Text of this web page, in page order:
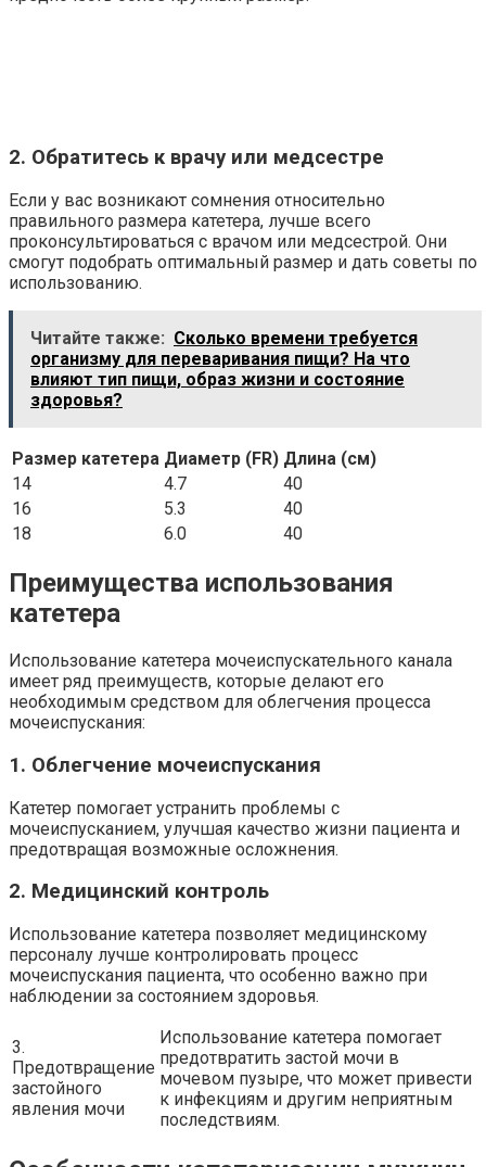
2. Обратитесь к врачу или медсестре
Если у вас возникают сомнения относительно
правильного размера катетера, лучше всего
проконсультироваться с врачом или медсестрой. Они
смогут подобрать оптимальный размер и дать советы по
использованию.
Читайте также: Сколько времени требуется
организму для переваривания пищи? На что
влияют тип пищи, образ жизни и состояние
здоровья?
Размер катетера Диаметр (FR) Длина (см)
14
4.7
40
16
5.3
40
18
6.0 40
Преимущества использования
катетера
Использование катетера мочеиспускательного канала
имеет ряд преимуществ, которые делают его
необходимым средством для облегчения процесса
мочеиспускания:
1. Облегчение мочеиспускания
Катетер помогает устранить проблемы с
мочеиспусканием, улучшая качество жизни пациента и
предотвращая возможные осложнения.
2. Медицинский контроль
Использование катетера позволяет медицинскому
персоналу лучше контролировать процесс
мочеиспускания пациента, что особенно важно при
наблюдении за состоянием здоровья.
3.
Предотвращение
застойного
явления мочи
Использование катетера помогает
предотвратить застой мочи в
мочевом пузыре, что может привести
к инфекциям и другим неприятным
последствиям.